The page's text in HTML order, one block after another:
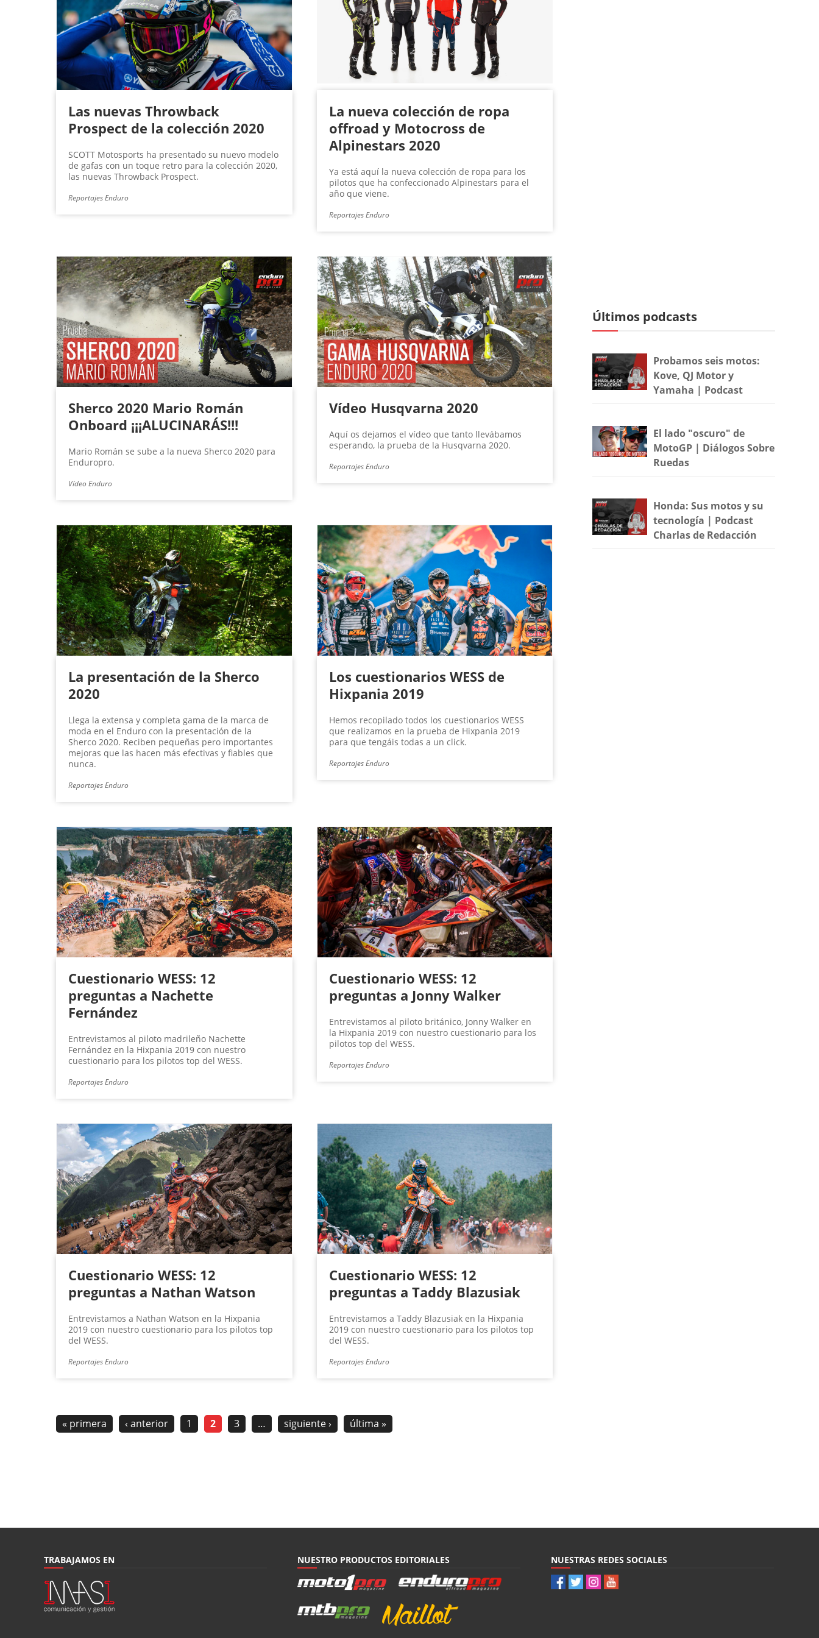
Las nuevas Throwback
Prospect de la colección 2020
SCOTT Motosports ha presentado su nuevo modelo
de gafas con un toque retro para la colección 2020,
las nuevas Throwback Prospect.
Reportajes Enduro
La nueva colección de ropa
offroad y Motocross de
Alpinestars 2020
Ya está aquí la nueva colección de ropa para los
pilotos que ha confeccionado Alpinestars para el
año que viene.
Reportajes Enduro
Sherco 2020 Mario Román
Onboard ¡¡¡ALUCINARÁS!!!
Mario Román se sube a la nueva Sherco 2020 para
Enduropro.
Vídeo Enduro
Vídeo Husqvarna 2020
Aquí os dejamos el vídeo que tanto llevábamos
esperando, la prueba de la Husqvarna 2020.
Reportajes Enduro
La presentación de la Sherco
2020
Llega la extensa y completa gama de la marca de
moda en el Enduro con la presentación de la
Sherco 2020. Reciben pequeñas pero importantes
mejoras que las hacen más efectivas y fiables que
nunca.
Reportajes Enduro
Los cuestionarios WESS de
Hixpania 2019
Hemos recopilado todos los cuestionarios WESS
que realizamos en la prueba de Hixpania 2019
para que tengáis todas a un click.
Reportajes Enduro
Cuestionario WESS: 12
preguntas a Nachette
Fernández
Entrevistamos al piloto madrileño Nachette
Fernández en la Hixpania 2019 con nuestro
cuestionario para los pilotos top del WESS.
Reportajes Enduro
Cuestionario WESS: 12
preguntas a Jonny Walker
Entrevistamos al piloto británico, Jonny Walker en
la Hixpania 2019 con nuestro cuestionario para los
pilotos top del WESS.
Reportajes Enduro
Cuestionario WESS: 12
preguntas a Nathan Watson
Entrevistamos a Nathan Watson en la Hixpania
2019 con nuestro cuestionario para los pilotos top
del WESS.
Reportajes Enduro
Cuestionario WESS: 12
preguntas a Taddy Blazusiak
Entrevistamos a Taddy Blazusiak en la Hixpania
2019 con nuestro cuestionario para los pilotos top
del WESS.
Reportajes Enduro
« primera ‹ anterior 1 2 3 … siguiente › última »
Últimos podcasts
Probamos seis motos:
Kove, QJ Motor y
Yamaha | Podcast
El lado "oscuro" de
MotoGP | Diálogos Sobre
Ruedas
Honda: Sus motos y su
tecnología | Podcast
Charlas de Redacción
TRABAJAMOS EN NUESTRO PRODUCTOS EDITORIALES NUESTRAS REDES SOCIALES